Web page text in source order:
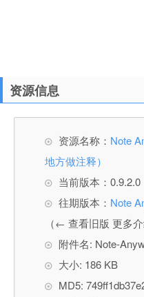
资源信息
资源名称： Note
地方做注释）
当前版本：0.9.2.0
往期版本： Note
（← 查看旧版 更多介
附件名: Note-
大小: 186 KB
MD5: